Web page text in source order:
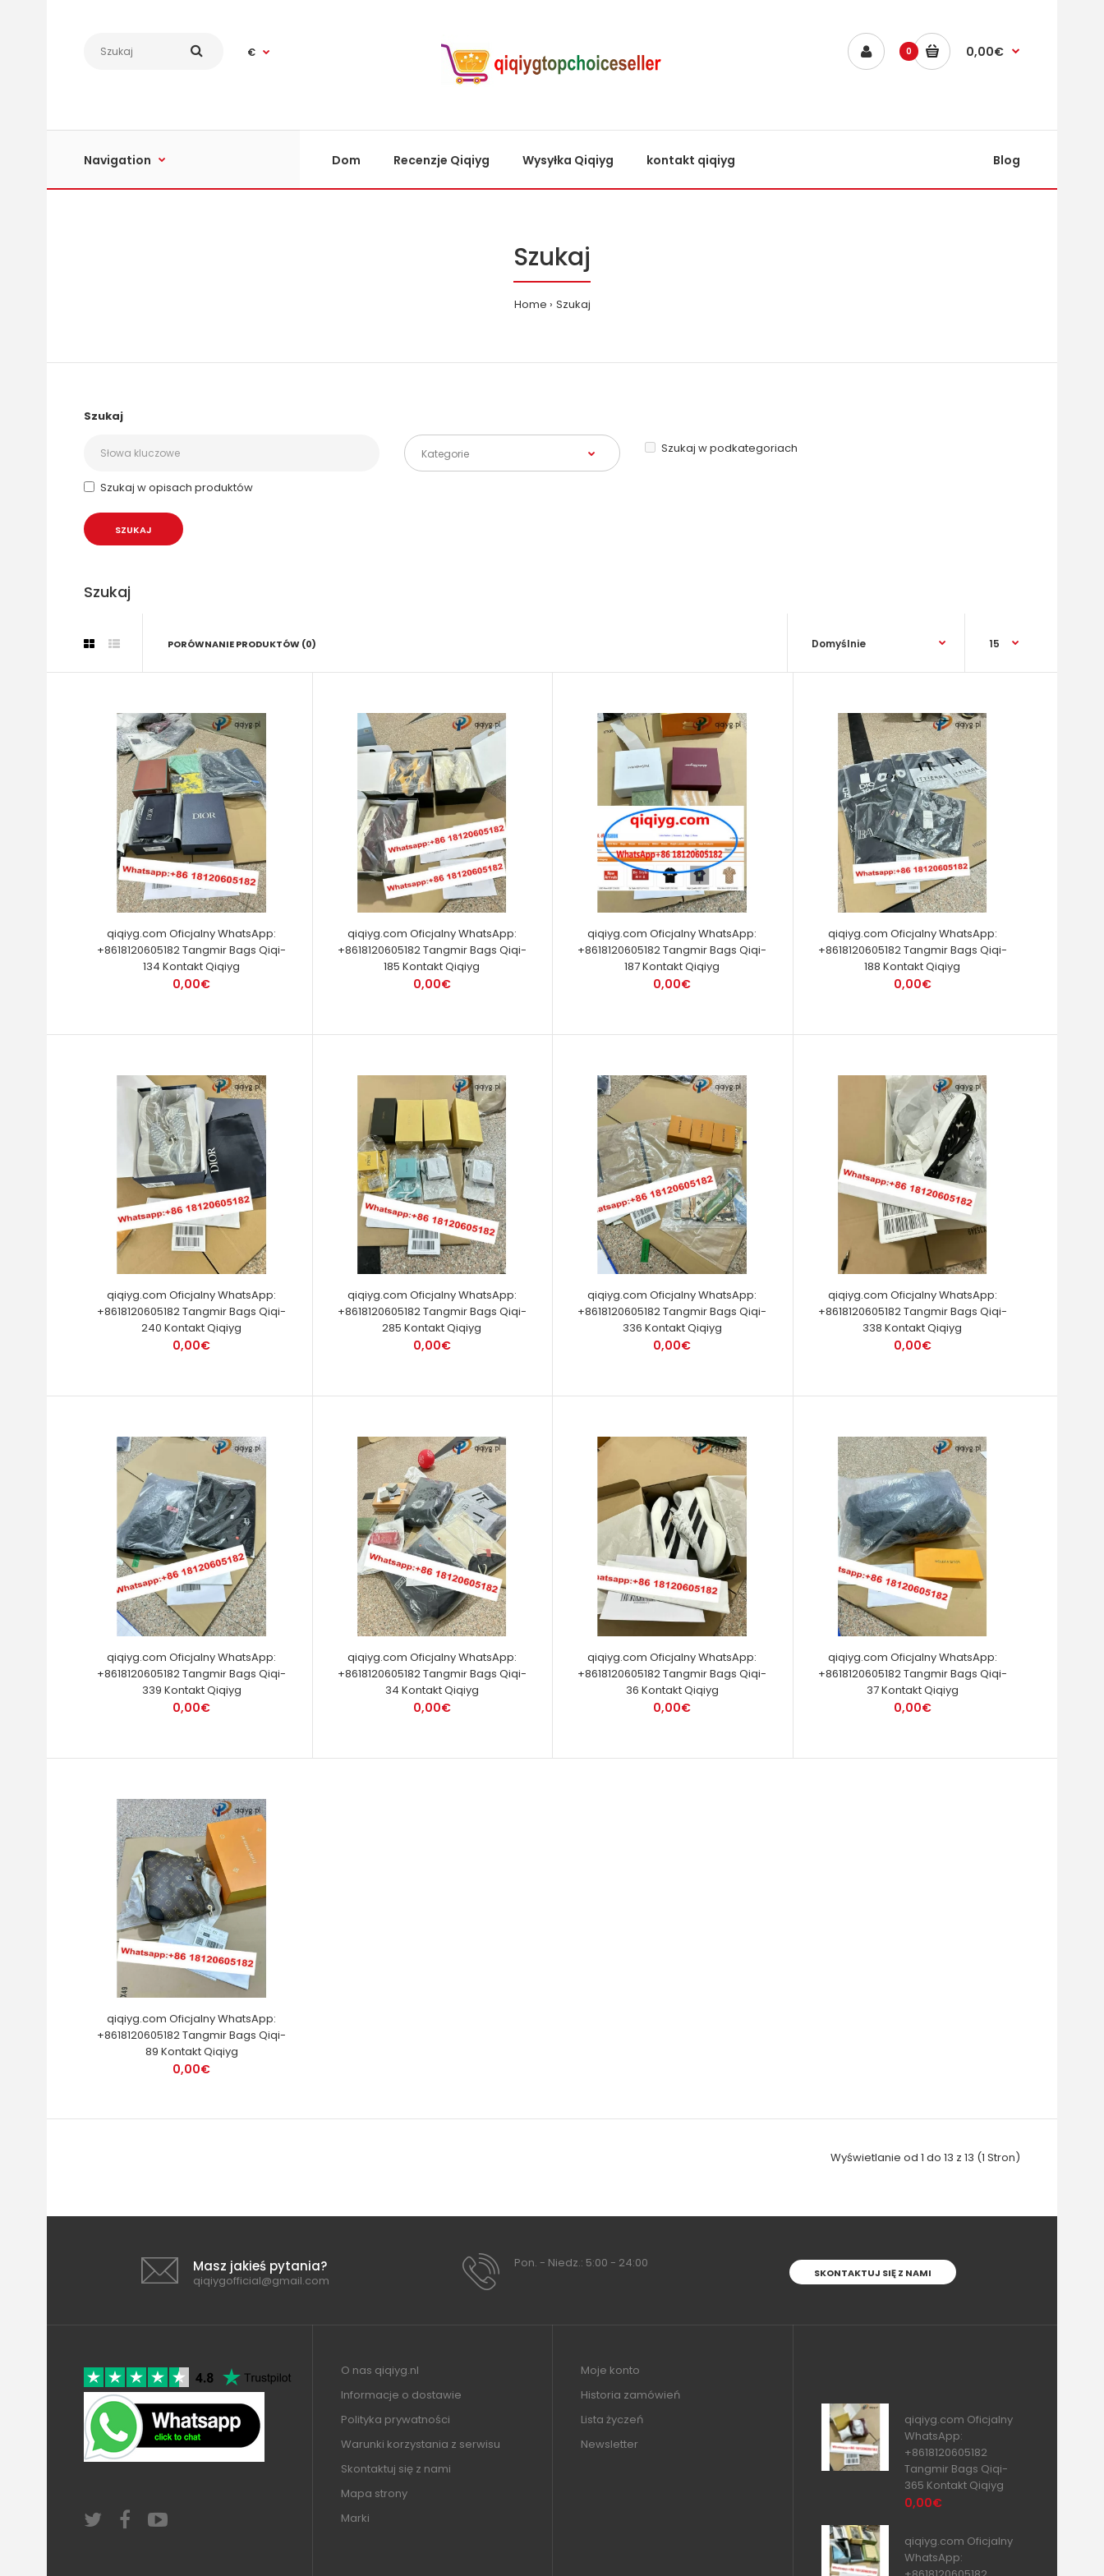
€ 0 0,00€
Navigation Dom Recenzje Qiqiyg Wysyłka Qiqiyg kontakt qiqiyg Blog
Szukaj
Home Szukaj
Szukaj
Szukaj w podkategoriach
Szukaj w opisach produktów
Szukaj
PORÓWNANIE PRODUKTÓW (0)
qiqiyg.com Oficjalny WhatsApp:
+8618120605182 Tangmir Bags Qiqi-
134 Kontakt Qiqiyg
0,00€
qiqiyg.com Oficjalny WhatsApp:
+8618120605182 Tangmir Bags Qiqi-
185 Kontakt Qiqiyg
0,00€
qiqiyg.com Oficjalny WhatsApp:
+8618120605182 Tangmir Bags Qiqi-
187 Kontakt Qiqiyg
0,00€
qiqiyg.com Oficjalny WhatsApp:
+8618120605182 Tangmir Bags Qiqi-
188 Kontakt Qiqiyg
0,00€
qiqiyg.com Oficjalny WhatsApp:
+8618120605182 Tangmir Bags Qiqi-
240 Kontakt Qiqiyg
0,00€
qiqiyg.com Oficjalny WhatsApp:
+8618120605182 Tangmir Bags Qiqi-
285 Kontakt Qiqiyg
0,00€
qiqiyg.com Oficjalny WhatsApp:
+8618120605182 Tangmir Bags Qiqi-
336 Kontakt Qiqiyg
0,00€
qiqiyg.com Oficjalny WhatsApp:
+8618120605182 Tangmir Bags Qiqi-
338 Kontakt Qiqiyg
0,00€
qiqiyg.com Oficjalny WhatsApp:
+8618120605182 Tangmir Bags Qiqi-
339 Kontakt Qiqiyg
0,00€
qiqiyg.com Oficjalny WhatsApp:
+8618120605182 Tangmir Bags Qiqi-
34 Kontakt Qiqiyg
0,00€
qiqiyg.com Oficjalny WhatsApp:
+8618120605182 Tangmir Bags Qiqi-
36 Kontakt Qiqiyg
0,00€
qiqiyg.com Oficjalny WhatsApp:
+8618120605182 Tangmir Bags Qiqi-
37 Kontakt Qiqiyg
0,00€
qiqiyg.com Oficjalny WhatsApp:
+8618120605182 Tangmir Bags Qiqi-
89 Kontakt Qiqiyg
0,00€
Wyświetlanie od 1 do 13 z 13 (1 Stron)
Masz jakieś pytania?
qiqiygofficial@gmail.com
Pon. - Niedz.: 5:00 - 24:00
SKONTAKTUJ SIĘ Z NAMI
O nas qiqiyg.nl
Informacje o dostawie
Polityka prywatności
Warunki korzystania z serwisu
Skontaktuj się z nami
Mapa strony
Marki
Moje konto
Historia zamówień
Lista życzeń
Newsletter
qiqiyg.com Oficjalny
WhatsApp:
+8618120605182
Tangmir Bags Qiqi-
365 Kontakt Qiqiyg
0,00€
qiqiyg.com Oficjalny
WhatsApp: